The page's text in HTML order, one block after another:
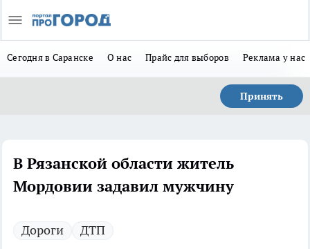
Сегодня в Саранске О нас Прайс для выборов Реклама у нас
Принять
В Рязанской области житель
Мордовии задавил мужчину
Дороги ДТП